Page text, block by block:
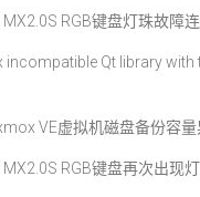
RGB键盘灯珠故障
incompatible Qt library with
VE虚拟机磁盘备份容
RGB键盘再次出现